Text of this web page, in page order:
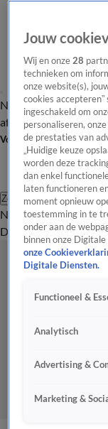
Nieuws van de Dag
afleveringVideo's
Volg Nieuws van de Dag
Zoeken
Nieuws van de Dag
Dag
Video's
Jouw
Wij en onze28
technieken om
onze website(s),
cookies
ingeschakeld om
personaliseren,
de prestaties van
„Huidige keuze
worden deze
dan enkel
laten functioneren
moment opnieuw
toestemming in te
onder aan de
binnen onze
onze
Digitale Diensten.
Functioneel &
Analytisch
Advertising &
Marketing &